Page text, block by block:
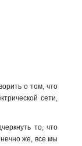
о том, что
сети,
то, что
же, все мы